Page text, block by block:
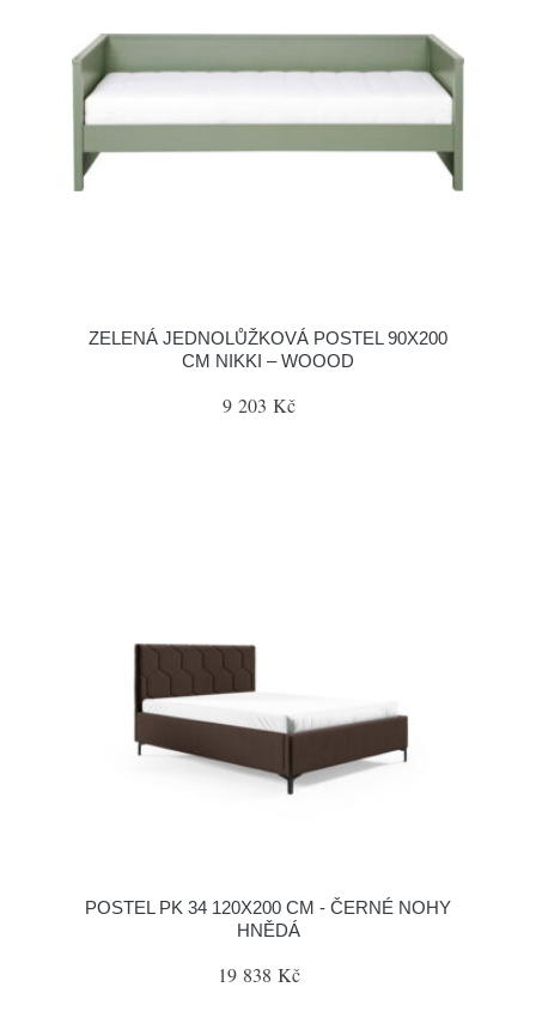
ZELENÁ JEDNOLŮŽKOVÁ POSTEL 90X200
CM NIKKI – WOOOD
9 203 Kč
POSTEL PK 34 120X200 CM - ČERNÉ NOHY
HNĚDÁ
19 838 Kč